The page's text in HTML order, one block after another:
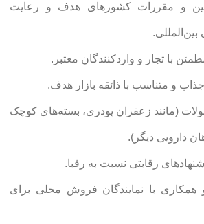
و مقررات کشورهای هدف و رعایت
بین‌المللی.
با تجار و واردکنندگان معتبر.
جذاب و متناسب با ذائقه بازار هدف.
(مانند زعفران پودری، بسته‌های کوچک
دارویی دیگر).
رقابتی نسبت به رقبا.
همکاری با نمایندگان فروش محلی برای